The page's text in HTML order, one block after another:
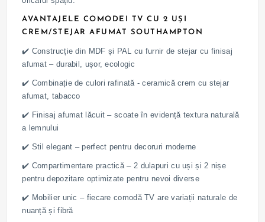
AVANTAJELE COMODEI TV CU 2 UȘI
CREM/STEJAR AFUMAT SOUTHAMPTON
✔️ Construcție din MDF și PAL cu furnir de stejar cu finisaj
afumat – durabil, ușor, ecologic
✔️ Combinație de culori rafinată - ceramică crem cu stejar
afumat, tabacco
✔️ Finisaj afumat lăcuit – scoate în evidență textura naturală
a lemnului
✔️ Stil elegant – perfect pentru decoruri moderne
✔️ Compartimentare practică – 2 dulapuri cu uși și 2 nișe
pentru depozitare optimizate pentru nevoi diverse
✔️ Mobilier unic – fiecare comodă TV are variații naturale de
nuanță și fibră